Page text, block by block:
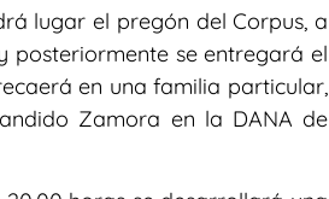
lugar el pregón del Corpus, a
posteriormente se entregará el
en una familia particular,
Zamora en la DANA de